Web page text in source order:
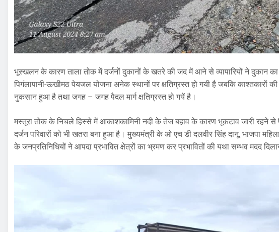
भूस्खलन के कारण ताला तोक में दर्जनों दुकानों के खतरे की जद में आने से व्यापारियों ने दुकान
पिगंलापानी-ऊखीमठ पेयजल योजना अनेक स्थानों पर क्षतिग्रस्त हो गयी है जबकि काश्तकारों
नुकसान हुआ है तथा जगह – जगह पैदल मार्ग क्षतिग्रस्त हो गयें है।
मस्तूरा तोक के निचले हिस्से में आकाशकामिनी नदी के तेज बहाव के कारण भूकटाव जारी रहने से
दर्जन परिवारों को भी खतरा बना हुआ है। मुख्यमंत्री के ओ एच डी दलवीर सिंह दानू, भाजपा महिला
के जनप्रतिनिधियों ने आपदा प्रभावित क्षेत्रों का भ्रमण कर प्रभावितों की यथा सम्भव मदद